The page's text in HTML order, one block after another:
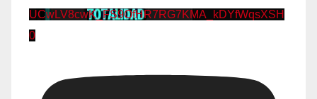
UCwLV8cwK_FS9OfHR7RG7KMA_kDYfWqsXSH
0